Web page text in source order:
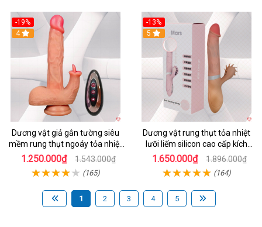
-19%
4
Dương vật giả gắn tường siêu
mềm rung thụt ngoáy tỏa nhiệt
tăng khoái cảm
1.250.000₫ 1.543.000₫
(165)
-13%
5
Dương vật rung thụt tỏa nhiệt
lưỡi liếm silicon cao cấp kích
thích tối đa
1.650.000₫ 1.896.000₫
(164)
1 2 3 4 5